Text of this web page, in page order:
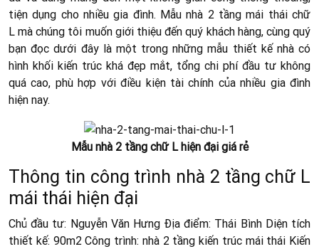
tiện dụng cho nhiều gia đình. Mẫu nhà 2 tầng mái thái chữ
L mà chúng tôi muốn giới thiệu đến quý khách hàng, cùng quý
bạn đọc dưới đây là một trong những mẫu thiết kế nhà có
hình khối kiến trúc khá đẹp mắt, tổng chi phí đầu tư không
quá cao, phù hợp với điều kiện tài chính của nhiều gia đình
hiện nay.
Mẫu nhà 2 tầng chữ L hiện đại giá rẻ
Thông tin công trình nhà 2 tầng chữ L
mái thái hiện đại
Chủ đầu tư: Nguyễn Văn Hưng Địa điểm: Thái Bình Diện tích
thiết kế: 90m2 Công trình: nhà 2 tầng kiến trúc mái thái Kiến